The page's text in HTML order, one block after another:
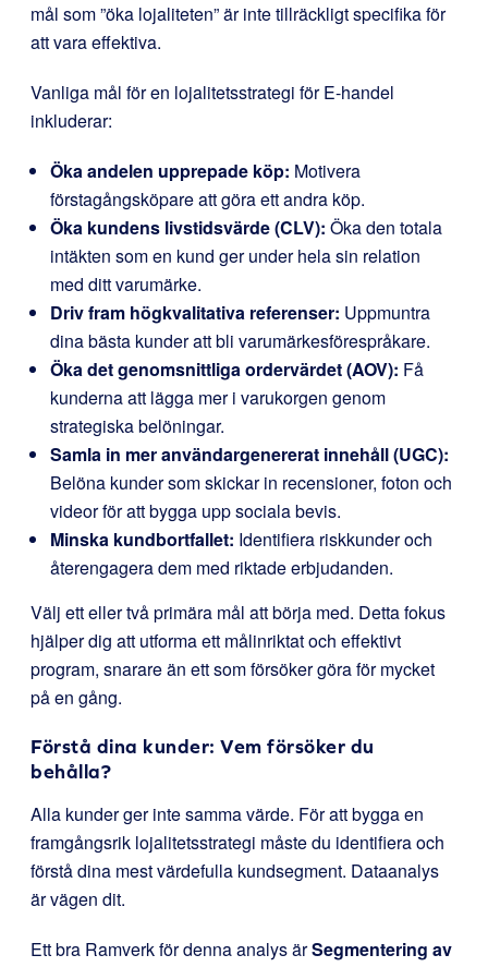
mål som ”öka lojaliteten” är inte tillräckligt specifika för
att vara effektiva.
Vanliga mål för en lojalitetsstrategi för E-handel
inkluderar:
Öka andelen upprepade köp: Motivera
förstagångsköpare att göra ett andra köp.
Öka kundens livstidsvärde (CLV): Öka den totala
intäkten som en kund ger under hela sin relation
med ditt varumärke.
Driv fram högkvalitativa referenser: Uppmuntra
dina bästa kunder att bli varumärkesförespråkare.
Öka det genomsnittliga ordervärdet (AOV): Få
kunderna att lägga mer i varukorgen genom
strategiska belöningar.
Samla in mer användargenererat innehåll (UGC):
Belöna kunder som skickar in recensioner, foton och
videor för att bygga upp sociala bevis.
Minska kundbortfallet: Identifiera riskkunder och
återengagera dem med riktade erbjudanden.
Välj ett eller två primära mål att börja med. Detta fokus
hjälper dig att utforma ett målinriktat och effektivt
program, snarare än ett som försöker göra för mycket
på en gång.
Förstå dina kunder: Vem försöker du
behålla?
Alla kunder ger inte samma värde. För att bygga en
framgångsrik lojalitetsstrategi måste du identifiera och
förstå dina mest värdefulla kundsegment. Dataanalys
är vägen dit.
Ett bra Ramverk för denna analys ärSegmentering av